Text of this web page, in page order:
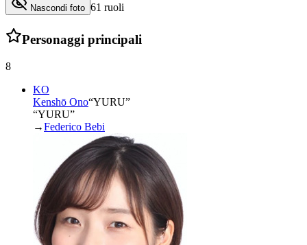
Nascondi foto 61 ruoli
Personaggi principali
8
KO
Kenshō Ono“YURU”
“YURU”
→Federico Bebi